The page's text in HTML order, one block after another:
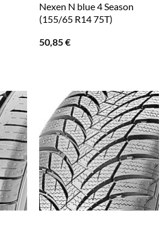
Nexen N blue 4 Season
(155/65 R14 75T)
50,85€